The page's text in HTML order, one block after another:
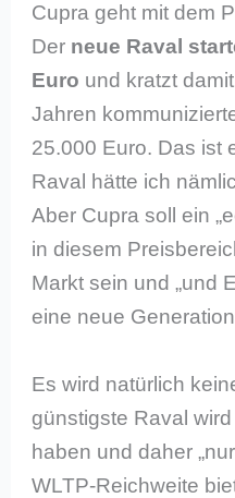
Cupra geht mit dem
Der neue Raval
Euro und kratzt
Jahren
25.000 Euro. Das ist
Raval hätte ich
Aber Cupra soll ein
in diesem
Markt sein und „und
eine neue
Es wird natürlich
günstigste Raval
haben und daher
WLTP-Reichweite